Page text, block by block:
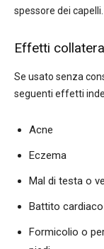
spessore dei
Effetti
Se usato senza
seguenti effetti
Acne
Eczema
Mal di testa o
Battito
Formicolio o